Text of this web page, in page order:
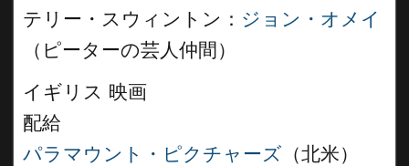
テリー・スウィントン： ジョン・オメイ
（ピーターの芸人仲間）
イギリス 映画
配給
パラマウント・ピクチャーズ （北米）